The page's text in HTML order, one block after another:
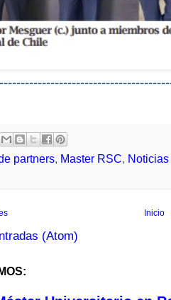
partners, Master RSC,
Inicio
(Atom)